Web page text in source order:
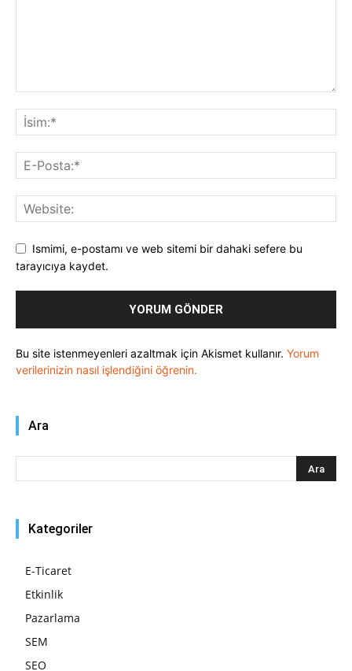
Ismimi, e-postamı ve web sitemi bir dahaki sefere bu
tarayıcıya kaydet.
Bu site istenmeyenleri azaltmak için Akismet kullanır. Yorum
verilerinizin nasıl işlendiğini öğrenin.
Ara
Kategoriler
E-Ticaret
Etkinlik
Pazarlama
SEM
SEO